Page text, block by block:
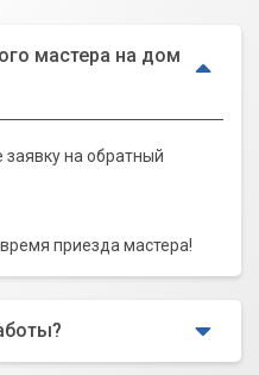
мастера на дом
заявку на обратный
приезда мастера!